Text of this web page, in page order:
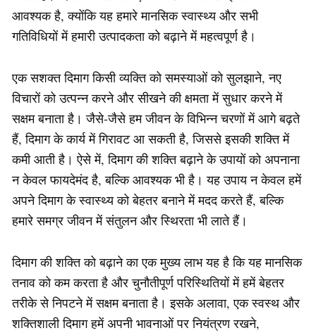
आवश्यक है, क्योंकि यह हमारे मानसिक स्वास्थ्य और सभी
गतिविधियों में हमारी उत्पादकता को बढ़ाने में महत्वपूर्ण है।
एक सशक्त दिमाग किसी व्यक्ति को समस्याओं को सुलझाने, नए
विचारों को उत्पन्न करने और सीखने की क्षमता में सुधार करने में
सक्षम बनाता है। जैसे-जैसे हम जीवन के विभिन्न चरणों में आगे बढ़ते
हैं, दिमाग के कार्य में गिरावट आ सकती है, जिससे इसकी शक्ति में
कमी आती है। ऐसे में, दिमाग की शक्ति बढ़ाने के उपायों को अपनाना
न केवल फायदेमंद है, बल्कि आवश्यक भी है। यह उपाय न केवल हमें
अपने दिमाग के स्वास्थ्य को बेहतर बनाने में मदद करते हैं, बल्कि
हमारे समग्र जीवन में संतुलन और स्थिरता भी लाते हैं।
दिमाग की शक्ति को बढ़ाने का एक मुख्य लाभ यह है कि यह मानसिक
तनाव को कम करता है और चुनौतीपूर्ण परिस्थितियों में हमें बेहतर
तरीके से निपटने में सक्षम बनाता है। इसके अलावा, एक स्वस्थ और
शक्तिशाली दिमाग हमें अपनी भावनाओं पर नियंत्रण रखने,